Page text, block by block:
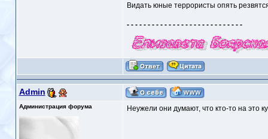
Видать юные террористы опять
- - - - - - - - - - - - - - - - - - - - - - - - - - - -
Admin
Администрация форума Неужели они думают, что кто-то на это